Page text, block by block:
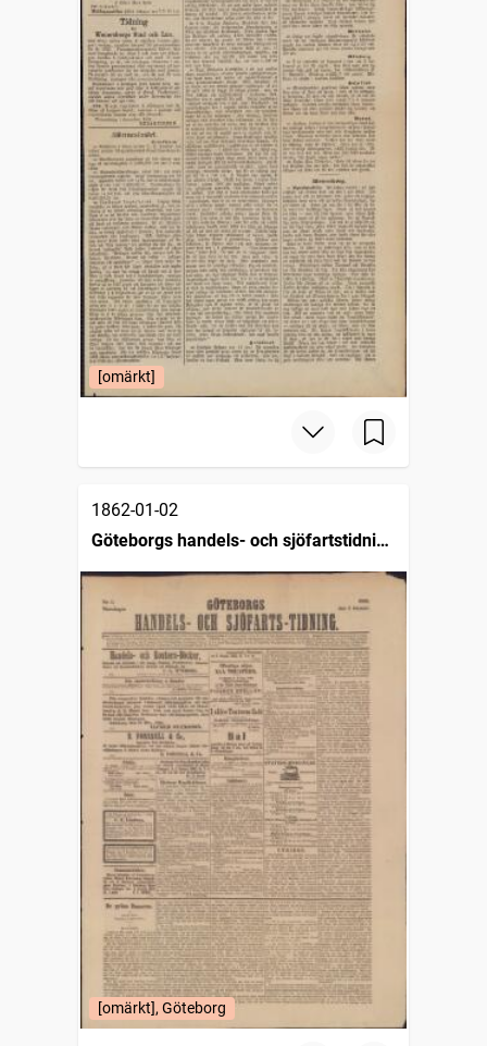
[omärkt]
1862-01-02
Göteborgs handels- och sjöfartstidning
(1832)
[omärkt], Göteborg